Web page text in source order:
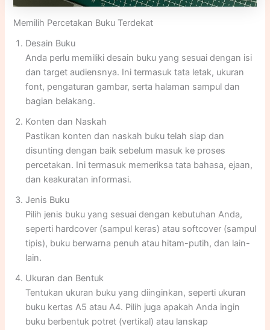
Memilih Percetakan Buku Terdekat
Desain Buku
Anda perlu memiliki desain buku yang sesuai dengan isi
dan target audiensnya. Ini termasuk tata letak, ukuran
font, pengaturan gambar, serta halaman sampul dan
bagian belakang.
Konten dan Naskah
Pastikan konten dan naskah buku telah siap dan
disunting dengan baik sebelum masuk ke proses
percetakan. Ini termasuk memeriksa tata bahasa, ejaan,
dan keakuratan informasi.
Jenis Buku
Pilih jenis buku yang sesuai dengan kebutuhan Anda,
seperti hardcover (sampul keras) atau softcover (sampul
tipis), buku berwarna penuh atau hitam-putih, dan lain-
lain.
Ukuran dan Bentuk
Tentukan ukuran buku yang diinginkan, seperti ukuran
buku kertas A5 atau A4. Pilih juga apakah Anda ingin
buku berbentuk potret (vertikal) atau lanskap